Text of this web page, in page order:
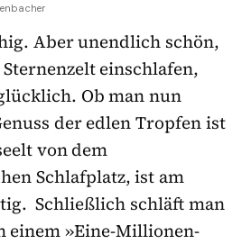
Aber unendlich schön,
einschlafen,
Ob man nun
der edlen Tropfen ist
von dem
Schlafplatz, ist am
Schließlich schläft man
einem »Eine-Millionen-